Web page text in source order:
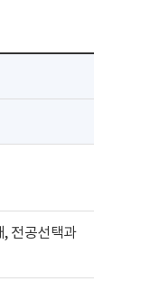
, 전공선택과